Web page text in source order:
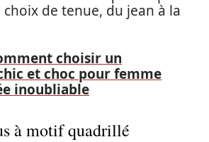
de tenue, du jean à la
choisir un
et choc pour femme
inoubliable
à motif quadrillé